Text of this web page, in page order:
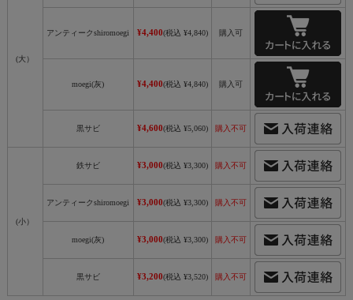
(大）
アンティークshiromoegi ¥4,400(税込 ¥4,840) 購入可
moegi(灰) ¥4,400(税込 ¥4,840) 購入可
黒サビ ¥4,600(税込 ¥5,060) 購入不可
(小）
鉄サビ ¥3,000(税込 ¥3,300) 購入不可
アンティークshiromoegi ¥3,000(税込 ¥3,300) 購入不可
moegi(灰) ¥3,000(税込 ¥3,300) 購入不可
黒サビ ¥3,200(税込 ¥3,520) 購入不可